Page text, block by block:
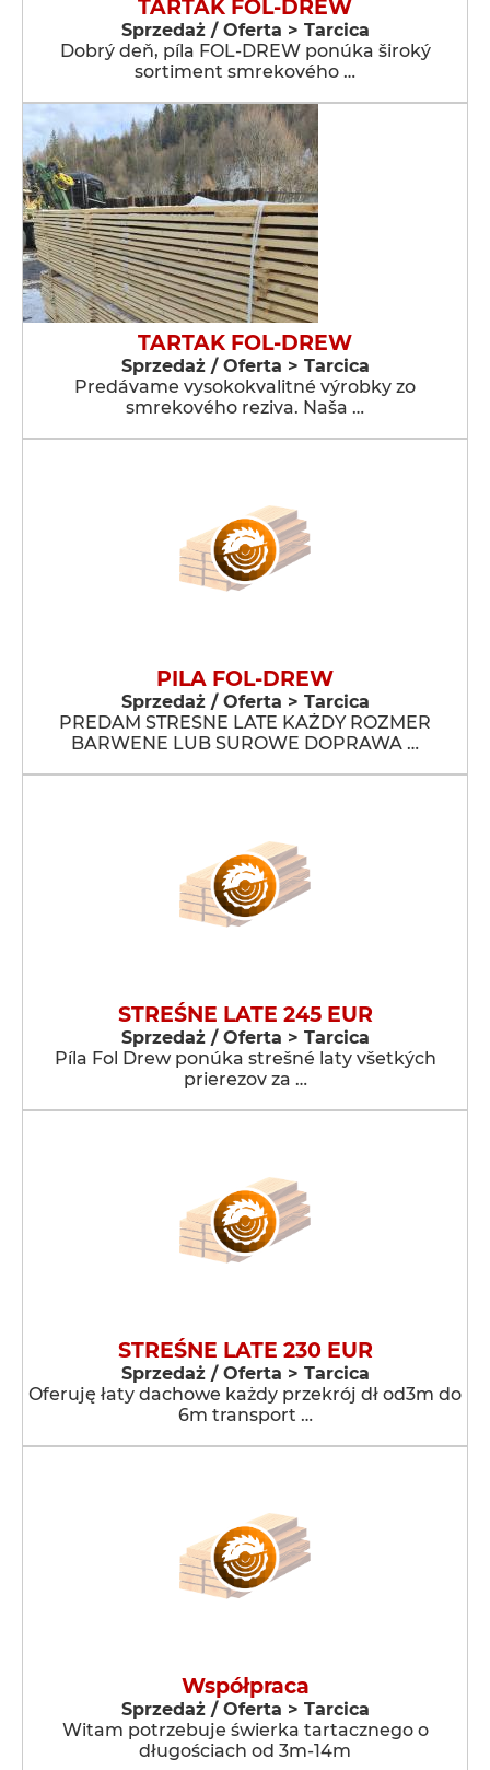
TARTAK FOL-DREW
Sprzedaż / Oferta > Tarcica
Dobrý deň, píla FOL-DREW ponúka široký
sortiment smrekového …
TARTAK FOL-DREW
Sprzedaż / Oferta > Tarcica
Predávame vysokokvalitné výrobky zo
smrekového reziva. Naša …
PILA FOL-DREW
Sprzedaż / Oferta > Tarcica
PREDAM STRESNE LATE KAŻDY ROZMER
BARWENE LUB SUROWE DOPRAWA …
STREŚNE LATE 245 EUR
Sprzedaż / Oferta > Tarcica
Píla Fol Drew ponúka strešné laty všetkých
prierezov za …
STREŚNE LATE 230 EUR
Sprzedaż / Oferta > Tarcica
Oferuję łaty dachowe każdy przekrój dł od3m do
6m transport …
Współpraca
Sprzedaż / Oferta > Tarcica
Witam potrzebuje świerka tartacznego o
długościach od 3m-14m